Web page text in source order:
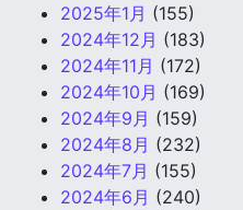
2025年1月 (155)
2024年12月 (183)
2024年11月 (172)
2024年10月 (169)
2024年9月 (159)
2024年8月 (232)
2024年7月 (155)
2024年6月 (240)